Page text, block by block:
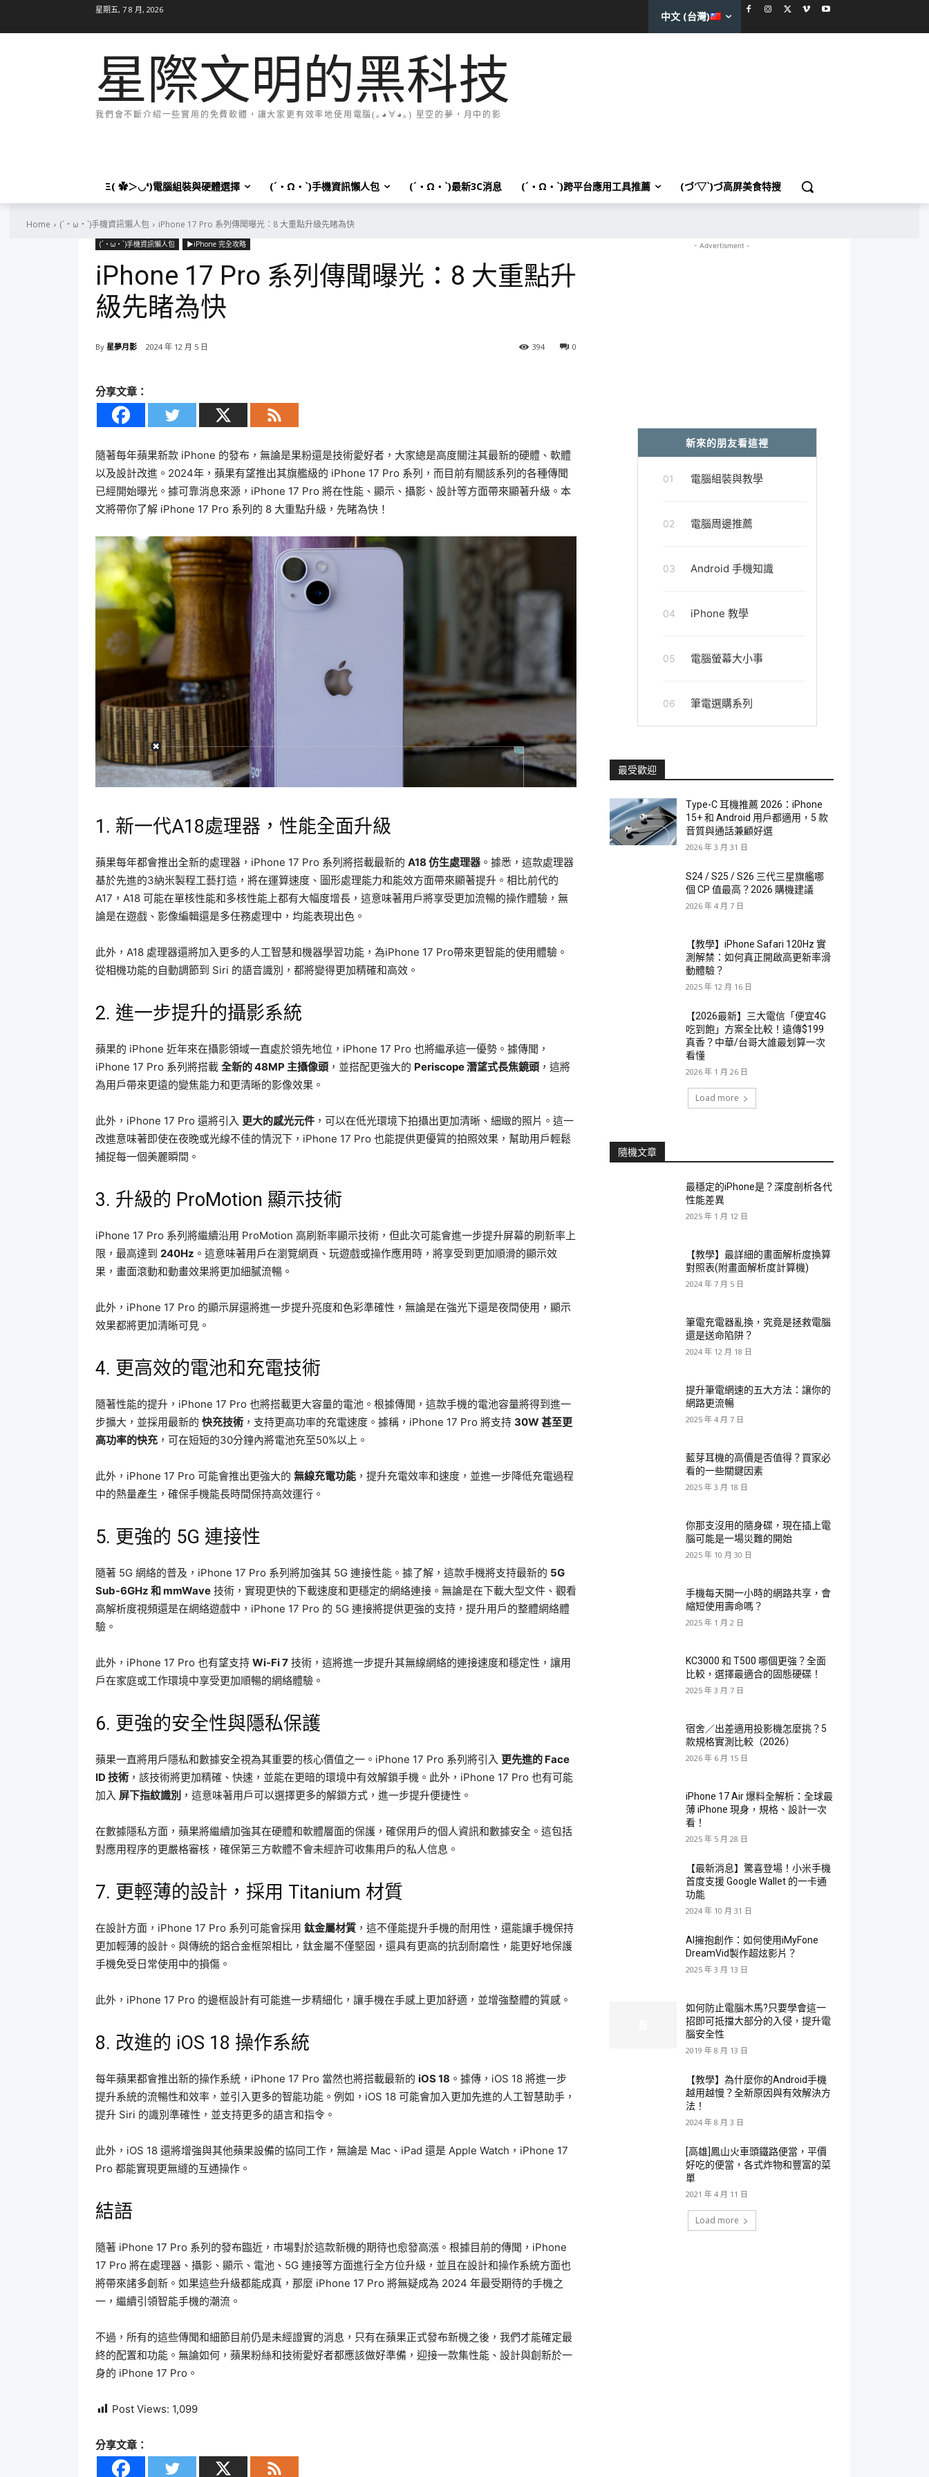
星期五, 7 8 月, 2026
中文 (台灣)
星際文明的黑科技
我們會不斷介紹一些實用的免費軟體，讓大家更有效率地使用電腦(｡◕∀◕｡) 星空的夢，月中的影
Ξ( ✿＞◡❛)電腦組裝與硬體選擇 (´・Ω・`)手機資訊懶人包 (´・Ω・`)最新3C消息 (´・Ω・`)跨平台應用工具推薦 (づ′▽`)づ高屏美食特搜
Home (´・ω・`)手機資訊懶人包 iPhone 17 Pro 系列傳聞曝光：8 大重點升級先睹為快
(´・ω・`)手機資訊懶人包 ▶iPhone 完全攻略
iPhone 17 Pro 系列傳聞曝光：8 大重點升
級先睹為快
By 星夢月影 2024 年 12 月 5 日 0
394
分享文章：
隨著每年蘋果新款 iPhone 的發布，無論是果粉還是技術愛好者，大家總是高度關注其最新的硬體、軟體
以及設計改進。2024年，蘋果有望推出其旗艦級的 iPhone 17 Pro 系列，而目前有關該系列的各種傳聞
已經開始曝光。據可靠消息來源，iPhone 17 Pro 將在性能、顯示、攝影、設計等方面帶來顯著升級。本
文將帶你了解 iPhone 17 Pro 系列的 8 大重點升級，先睹為快！
1. 新一代A18處理器，性能全面升級
蘋果每年都會推出全新的處理器，iPhone 17 Pro 系列將搭載最新的 A18 仿生處理器 。據悉，這款處理器
基於先進的3納米製程工藝打造，將在運算速度、圖形處理能力和能效方面帶來顯著提升。相比前代的
A17，A18 可能在單核性能和多核性能上都有大幅度增長，這意味著用戶將享受更加流暢的操作體驗，無
論是在遊戲、影像編輯還是多任務處理中，均能表現出色。
此外，A18 處理器還將加入更多的人工智慧和機器學習功能，為iPhone 17 Pro帶來更智能的使用體驗。
從相機功能的自動調節到 Siri 的語音識別，都將變得更加精確和高效。
2. 進一步提升的攝影系統
蘋果的 iPhone 近年來在攝影領域一直處於領先地位，iPhone 17 Pro 也將繼承這一優勢。據傳聞，
iPhone 17 Pro 系列將搭載 全新的 48MP 主攝像頭 ，並搭配更強大的 Periscope 潛望式長焦鏡頭 ，這將
為用戶帶來更遠的變焦能力和更清晰的影像效果。
此外，iPhone 17 Pro 還將引入 更大的感光元件 ，可以在低光環境下拍攝出更加清晰、細緻的照片。這一
改進意味著即使在夜晚或光線不佳的情況下，iPhone 17 Pro 也能提供更優質的拍照效果，幫助用戶輕鬆
捕捉每一個美麗瞬間。
3. 升級的 ProMotion 顯示技術
iPhone 17 Pro 系列將繼續沿用 ProMotion 高刷新率顯示技術，但此次可能會進一步提升屏幕的刷新率上
限，最高達到 240Hz 。這意味著用戶在瀏覽網頁、玩遊戲或操作應用時，將享受到更加順滑的顯示效
果，畫面滾動和動畫效果將更加細膩流暢。
此外，iPhone 17 Pro 的顯示屏還將進一步提升亮度和色彩準確性，無論是在強光下還是夜間使用，顯示
效果都將更加清晰可見。
4. 更高效的電池和充電技術
隨著性能的提升，iPhone 17 Pro 也將搭載更大容量的電池。根據傳聞，這款手機的電池容量將得到進一
步擴大，並採用最新的 快充技術 ，支持更高功率的充電速度。據稱，iPhone 17 Pro 將支持 30W 甚至更
高功率的快充 ，可在短短的30分鐘內將電池充至50%以上。
此外，iPhone 17 Pro 可能會推出更強大的 無線充電功能 ，提升充電效率和速度，並進一步降低充電過程
中的熱量產生，確保手機能長時間保持高效運行。
5. 更強的 5G 連接性
隨著 5G 網絡的普及，iPhone 17 Pro 系列將加強其 5G 連接性能。據了解，這款手機將支持最新的 5G
Sub-6GHz 和 mmWave 技術，實現更快的下載速度和更穩定的網絡連接。無論是在下載大型文件、觀看
高解析度視頻還是在網絡遊戲中，iPhone 17 Pro 的 5G 連接將提供更強的支持，提升用戶的整體網絡體
驗。
此外，iPhone 17 Pro 也有望支持 Wi-Fi 7 技術，這將進一步提升其無線網絡的連接速度和穩定性，讓用
戶在家庭或工作環境中享受更加順暢的網絡體驗。
6. 更強的安全性與隱私保護
蘋果一直將用戶隱私和數據安全視為其重要的核心價值之一。iPhone 17 Pro 系列將引入 更先進的 Face
ID 技術 ，該技術將更加精確、快速，並能在更暗的環境中有效解鎖手機。此外，iPhone 17 Pro 也有可能
加入 屏下指紋識別 ，這意味著用戶可以選擇更多的解鎖方式，進一步提升便捷性。
在數據隱私方面，蘋果將繼續加強其在硬體和軟體層面的保護，確保用戶的個人資訊和數據安全。這包括
對應用程序的更嚴格審核，確保第三方軟體不會未經許可收集用戶的私人信息。
7. 更輕薄的設計，採用 Titanium 材質
在設計方面，iPhone 17 Pro 系列可能會採用 鈦金屬材質 ，這不僅能提升手機的耐用性，還能讓手機保持
更加輕薄的設計。與傳統的鋁合金框架相比，鈦金屬不僅堅固，還具有更高的抗刮耐磨性，能更好地保護
手機免受日常使用中的損傷。
此外，iPhone 17 Pro 的邊框設計有可能進一步精細化，讓手機在手感上更加舒適，並增強整體的質感。
8. 改進的 iOS 18 操作系統
每年蘋果都會推出新的操作系統，iPhone 17 Pro 當然也將搭載最新的 iOS 18 。據傳，iOS 18 將進一步
提升系統的流暢性和效率，並引入更多的智能功能。例如，iOS 18 可能會加入更加先進的人工智慧助手，
提升 Siri 的識別準確性，並支持更多的語言和指令。
此外，iOS 18 還將增強與其他蘋果設備的協同工作，無論是 Mac、iPad 還是 Apple Watch，iPhone 17
Pro 都能實現更無縫的互通操作。
結語
隨著 iPhone 17 Pro 系列的發布臨近，市場對於這款新機的期待也愈發高漲。根據目前的傳聞，iPhone
17 Pro 將在處理器、攝影、顯示、電池、5G 連接等方面進行全方位升級，並且在設計和操作系統方面也
將帶來諸多創新。如果這些升級都能成真，那麼 iPhone 17 Pro 將無疑成為 2024 年最受期待的手機之
一，繼續引領智能手機的潮流。
不過，所有的這些傳聞和細節目前仍是未經證實的消息，只有在蘋果正式發布新機之後，我們才能確定最
終的配置和功能。無論如何，蘋果粉絲和技術愛好者都應該做好準備，迎接一款集性能、設計與創新於一
身的 iPhone 17 Pro。
Post Views: 1,099
分享文章：
- Advertisment -
新來的朋友看這裡
01 電腦組裝與教學
02 電腦周邊推薦
03 Android 手機知識
04 iPhone 教學
05 電腦螢幕大小事
06 筆電選購系列
最受歡迎
Type-C 耳機推薦 2026：iPhone
15+ 和 Android 用戶都適用，5 款
音質與通話兼顧好選
2026 年 3 月 31 日
S24 / S25 / S26 三代三星旗艦哪
個 CP 值最高？2026 購機建議
2026 年 4 月 7 日
【教學】iPhone Safari 120Hz 實
測解禁：如何真正開啟高更新率滑
動體驗？
2025 年 12 月 16 日
【2026最新】三大電信「便宜4G
吃到飽」方案全比較！遠傳$199
真香？中華/台哥大誰最划算一次
看懂
2026 年 1 月 26 日
Load more
隨機文章
最穩定的iPhone是？深度剖析各代
性能差異
2025 年 1 月 12 日
【教學】最詳細的畫面解析度換算
對照表(附畫面解析度計算機)
2024 年 7 月 5 日
筆電充電器亂換，究竟是拯救電腦
還是送命陷阱？
2024 年 12 月 18 日
提升筆電網速的五大方法：讓你的
網路更流暢
2025 年 4 月 7 日
藍芽耳機的高價是否值得？買家必
看的一些關鍵因素
2025 年 3 月 18 日
你那支沒用的隨身碟，現在插上電
腦可能是一場災難的開始
2025 年 10 月 30 日
手機每天開一小時的網路共享，會
縮短使用壽命嗎？
2025 年 1 月 2 日
KC3000 和 T500 哪個更強？全面
比較，選擇最適合的固態硬碟！
2025 年 3 月 7 日
宿舍／出差適用投影機怎麼挑？5
款規格實測比較（2026）
2026 年 6 月 15 日
iPhone 17 Air 爆料全解析：全球最
薄 iPhone 現身，規格、設計一次
看！
2025 年 5 月 28 日
【最新消息】驚喜登場！小米手機
首度支援 Google Wallet 的一卡通
功能
2024 年 10 月 31 日
AI擁抱創作：如何使用iMyFone
DreamVid製作超炫影片？
2025 年 3 月 13 日
如何防止電腦木馬?只要學會這一
招即可抵擋大部分的入侵，提升電
腦安全性
2019 年 8 月 13 日
【教學】為什麼你的Android手機
越用越慢？全新原因與有效解決方
法！
2024 年 8 月 3 日
[高雄]鳳山火車頭鐵路便當，平價
好吃的便當，各式炸物和豐富的菜
單
2021 年 4 月 11 日
Load more